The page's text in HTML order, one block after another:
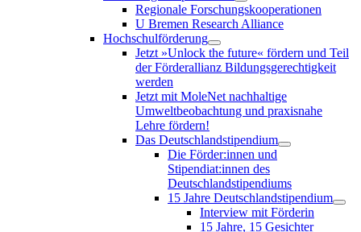
Regionale Forschungskooperationen
U Bremen Research Alliance
Hochschulförderung
Jetzt »Unlock the future« fördern und Teil
der Förderallianz Bildungsgerechtigkeit
werden
Jetzt mit MoleNet nachhaltige
Umweltbeobachtung und praxisnahe
Lehre fördern!
Das Deutschlandstipendium
Die Förder:innen und
Stipendiat:innen des
Deutschlandstipendiums
15 Jahre Deutschlandstipendium
Interview mit Förderin
15 Jahre, 15 Gesichter